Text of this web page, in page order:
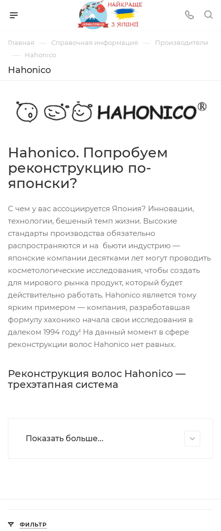
Главная — Справочная информация — Производители
— Hahonico
Hahonico
Hahonico. Попробуем
реконструкцию по-
японски?
С чем у вас ассоциируется Япония? Инновации,
технологии, бешеный темп жизни. Высокие
стандарты производства обязательно
распространяются и на бьюти индустрию —
японские компании десятками лет могут проводить
косметологические исследования, чтобы создать
для мирового рынка продукт, который будет
действительно работать. Hahonico является тому
ярким примером — компания, разработавшая
формулу хахонико начала свои исследования в
далеком 1994 году! На данный момент в сфере
реконструкции волос Hahonico нет равных.
Реконструкция волос Hahonico —
трехэтапная система
Показать больше...
ФИЛЬТР